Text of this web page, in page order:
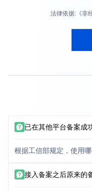
法律依据:《非
已在其他平台备案成
根据工信部规定，使用
接入备案之后原来的